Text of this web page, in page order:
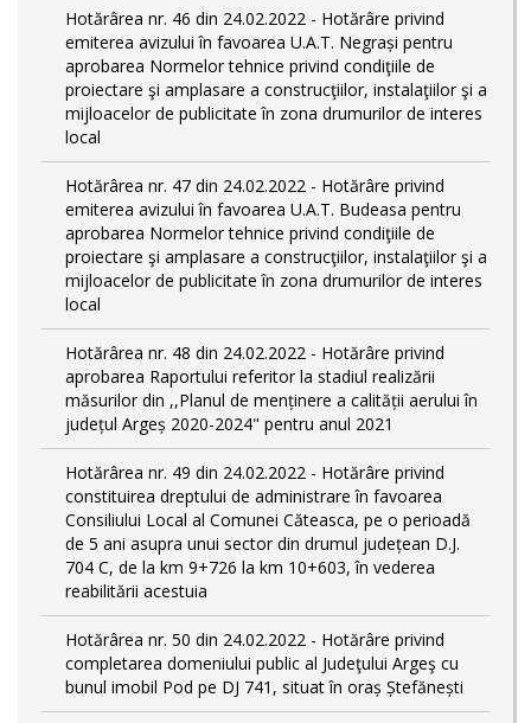
Hotărârea nr. 46 din 24.02.2022 - Hotărâre privind
emiterea avizului în favoarea U.A.T. Negrași pentru
aprobarea Normelor tehnice privind condiţiile de
proiectare şi amplasare a construcţiilor, instalaţiilor şi a
mijloacelor de publicitate în zona drumurilor de interes
local
Hotărârea nr. 47 din 24.02.2022 - Hotărâre privind
emiterea avizului în favoarea U.A.T. Budeasa pentru
aprobarea Normelor tehnice privind condiţiile de
proiectare şi amplasare a construcţiilor, instalaţiilor şi a
mijloacelor de publicitate în zona drumurilor de interes
local
Hotărârea nr. 48 din 24.02.2022 - Hotărâre privind
aprobarea Raportului referitor la stadiul realizării
măsurilor din ,,Planul de menținere a calității aerului în
județul Argeș 2020-2024" pentru anul 2021
Hotărârea nr. 49 din 24.02.2022 - Hotărâre privind
constituirea dreptului de administrare în favoarea
Consiliului Local al Comunei Căteasca, pe o perioadă
de 5 ani asupra unui sector din drumul județean D.J.
704 C, de la km 9+726 la km 10+603, în vederea
reabilitării acestuia
Hotărârea nr. 50 din 24.02.2022 - Hotărâre privind
completarea domeniului public al Judeţului Argeş cu
bunul imobil Pod pe DJ 741, situat în oraș Ștefănești